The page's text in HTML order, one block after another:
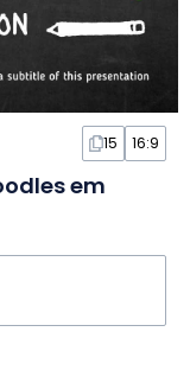
15 16:9
em